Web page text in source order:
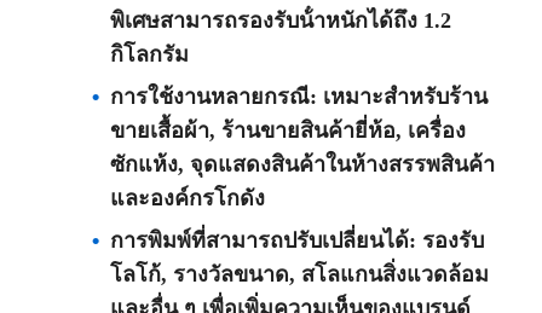
พิเศษสามารถรองรับน้ําหนักได้ถึง 1.2
กิโลกรัม
การใช้งานหลายกรณี: เหมาะสําหรับร้าน
ขายเสื้อผ้า, ร้านขายสินค้ายี่ห้อ, เครื่อง
ซักแห้ง, จุดแสดงสินค้าในห้างสรรพสินค้า
และองค์กรโกดัง
การพิมพ์ที่สามารถปรับเปลี่ยนได้: รองรับ
โลโก้, รางวัลขนาด, สโลแกนสิ่งแวดล้อม
และอื่น ๆ เพื่อเพิ่มความเห็นของแบรนด์